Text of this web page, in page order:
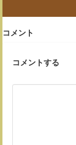
コメント
コメントする